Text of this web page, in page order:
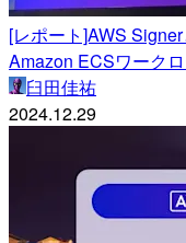
[レポート]AWS
Amazon ECSワーク
臼田佳祐
2024.12.29